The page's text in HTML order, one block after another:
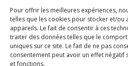
Pour offrir les meilleures expériences,
telles que les cookies pour stocker et/ou
appareils. Le fait de consentir à ces
traiter des données telles que le
uniques sur ce site. Le fait de ne pas
consentement peut avoir un effet négatif
et fonctions.
NOS DOMAINES D’ACTION
PROTECTION DE L’ENFANCE